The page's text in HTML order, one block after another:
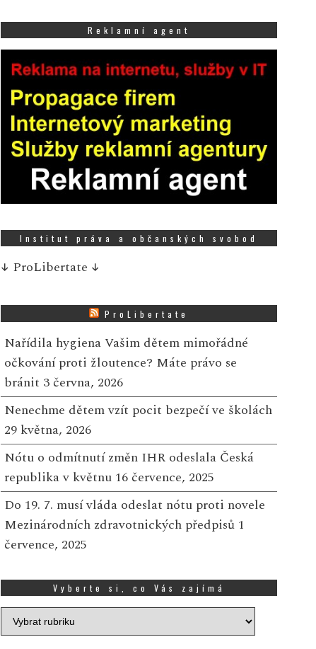
Reklamní agent
Institut práva a občanských svobod
↓ ProLibertate ↓
ProLibertate
Nařídila hygiena Vašim dětem mimořádné
očkování proti žloutence? Máte právo se
bránit 3 června, 2026
Nenechme dětem vzít pocit bezpečí ve školách
29 května, 2026
Nótu o odmítnutí změn IHR odeslala Česká
republika v květnu 16 července, 2025
Do 19. 7. musí vláda odeslat nótu proti novele
Mezinárodních zdravotnických předpisů 1
července, 2025
Vyberte si, co Vás zajímá
Vyberte
si,